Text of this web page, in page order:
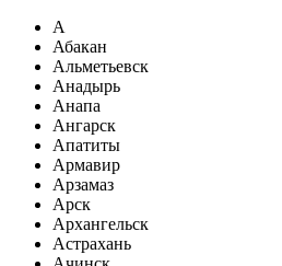
А
Абакан
Альметьевск
Анадырь
Анапа
Ангарск
Апатиты
Армавир
Арзамаз
Арск
Архангельск
Астрахань